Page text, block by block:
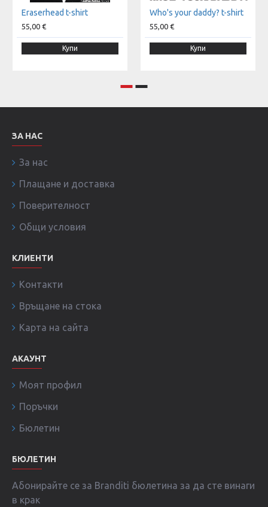
Eraserhead t-shirt
55,00 €
Купи
Who's your daddy? t-shirt
55,00 €
Купи
ЗА НАС
За нас
Плащане и доставка
Поверителност
Общи условия
КЛИЕНТИ
Контакти
Връщане на стока
Карта на сайта
АКАУНТ
Моят профил
Поръчки
Бюлетин
БЮЛЕТИН
Абонирайте се за Branditi бюлетина за да сте винаги
в крак